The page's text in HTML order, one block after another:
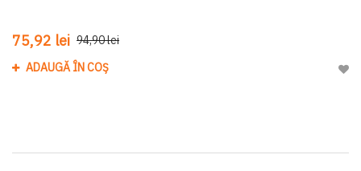
75,92 lei 94,90 lei
ADAUGĂ ÎN COȘ